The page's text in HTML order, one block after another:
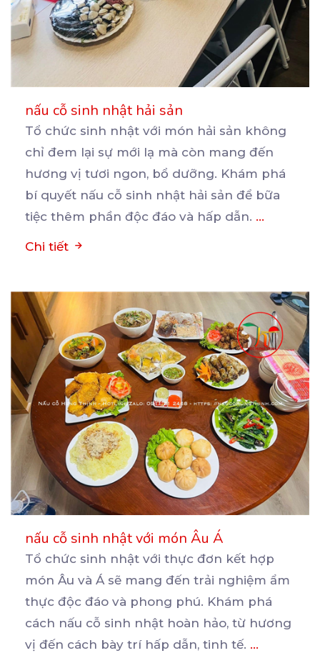
nấu cỗ sinh nhật hải sản
Tổ chức sinh nhật với món hải sản không
chỉ đem lại sự mới lạ mà còn mang đến
hương vị tươi ngon, bổ dưỡng. Khám phá
bí quyết nấu cỗ sinh nhật hải sản để bữa
tiệc thêm phần độc đáo và hấp dẫn. ...
Chi tiết
nấu cỗ sinh nhật với món Âu Á
Tổ chức sinh nhật với thực đơn kết hợp
món Âu và Á sẽ mang đến trải nghiệm ẩm
thực độc đáo và phong phú. Khám phá
cách nấu cỗ sinh nhật hoàn hảo, từ hương
vị đến cách bày trí hấp dẫn, tinh tế. ...